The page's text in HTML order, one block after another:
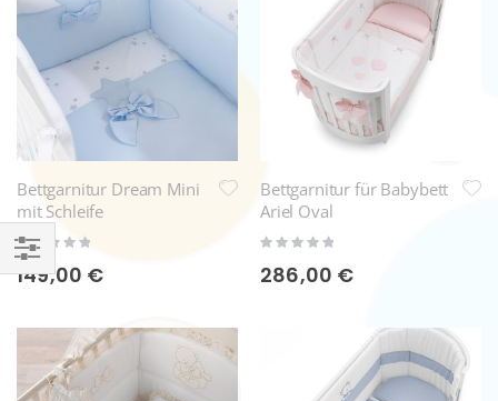
Bettgarnitur Dream Mini
mit Schleife
Rating:
0%
149,00 €
Bettgarnitur für Babybett
Ariel Oval
Rating:
286,00 €
Einkaufsoptionen